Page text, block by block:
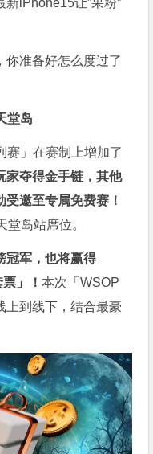
iPhone15让”果粉”
你准备好怎么度过了
堂岛
赛」在赛制上增加了
家夺得金手链，其他
邀至专属免费赛！
岛站席位。
冠军，也将赢得
票」！本次「WSOP
上到线下，结合最豪